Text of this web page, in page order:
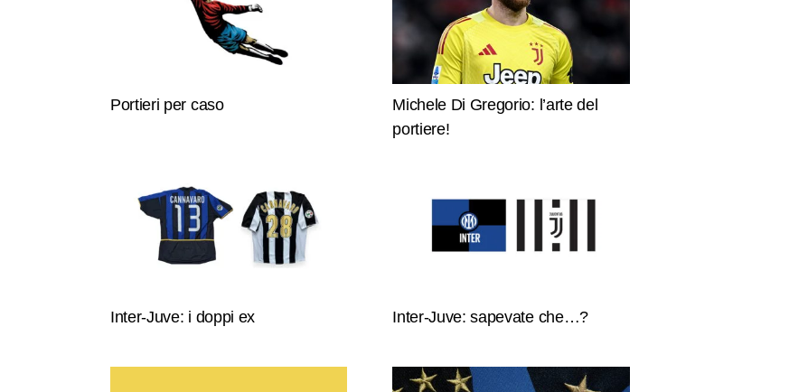
Portieri per caso
Michele Di Gregorio: l’arte del
portiere!
Inter-Juve: i doppi ex Inter-Juve: sapevate che…?